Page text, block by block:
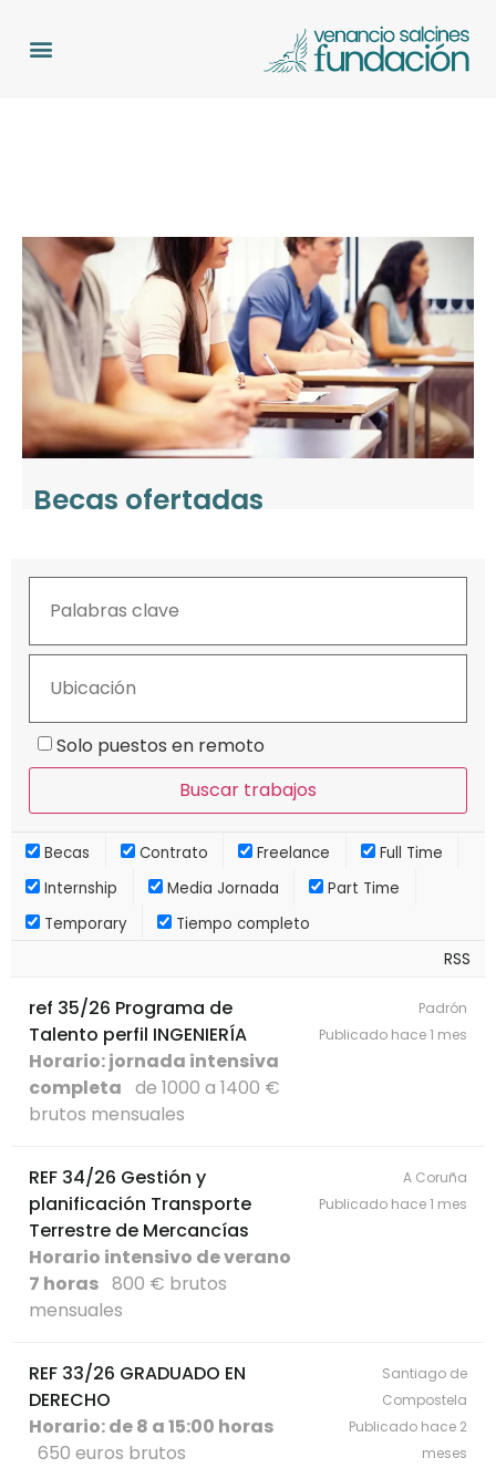
Becas ofertadas
Solo puestos en remoto
Becas Contrato Freelance
Full Time
Internship
Media Jornada
Part Time
Temporary
Tiempo completo
RSS
ref 35/26 Programa de
Talento perfil INGENIERÍA
Horario: jornada intensiva
completa de 1000 a 1400 €
brutos mensuales
Padrón
Publicado hace 1 mes
REF 34/26 Gestión y
planificación Transporte
Terrestre de Mercancías
Horario intensivo de verano
7 horas 800 € brutos
mensuales
A Coruña
Publicado hace 1 mes
REF 33/26 GRADUADO EN
DERECHO
Horario: de 8 a 15:00 horas
650 euros brutos
Santiago de
Compostela
Publicado hace 2
meses